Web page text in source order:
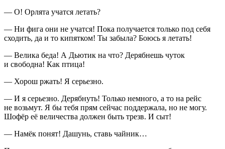
— О! Орлята учатся летать?
— Ни фига они не учатся! Пока получается только под себя
сходить, да и то кипятком! Ты забыла? Боюсь я летать!
— Велика беда! А Дьютик на что? Дерябнешь чуток
и свободна! Как птица!
— Хорош ржать! Я серьезно.
— И я серьезно. Дерябнуть! Только немного, а то на рейс
не возьмут. Я бы тебя прям сейчас поддержала, но не могу.
Шофёр её величества должен быть трезв. И сыт!
— Намёк понят! Дашунь, ставь чайник…